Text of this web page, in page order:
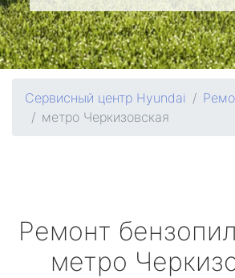
Сервисный центр Hyundai
метро Черкизовская
Ремонт бензопил
метро